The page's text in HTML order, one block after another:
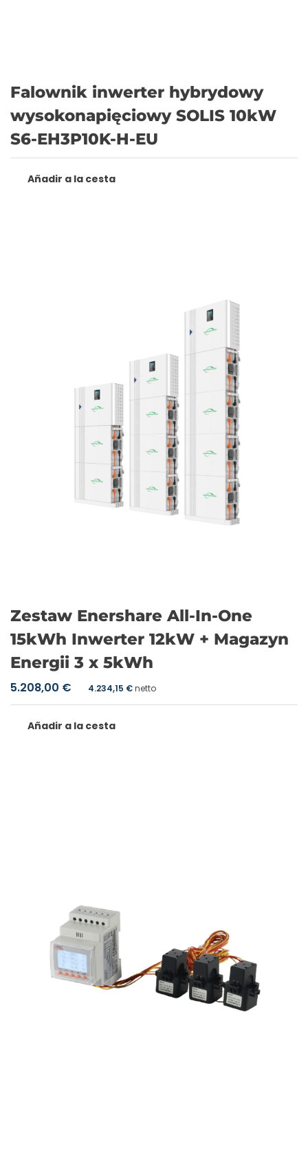
Falownik inwerter hybrydowy
wysokonapięciowy SOLIS 10kW
S6-EH3P10K-H-EU
Añadir a la cesta
Zestaw Enershare All-In-One
15kWh Inwerter 12kW + Magazyn
Energii 3 x 5kWh
5.208,00 € 4.234,15 €netto
Añadir a la cesta